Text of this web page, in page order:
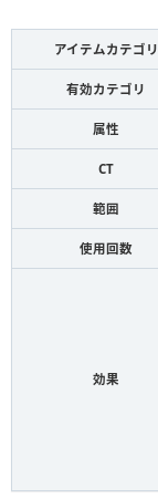
アイテムカテゴリ
有効カテゴリ
属性
CT
範囲
使用回数
効果